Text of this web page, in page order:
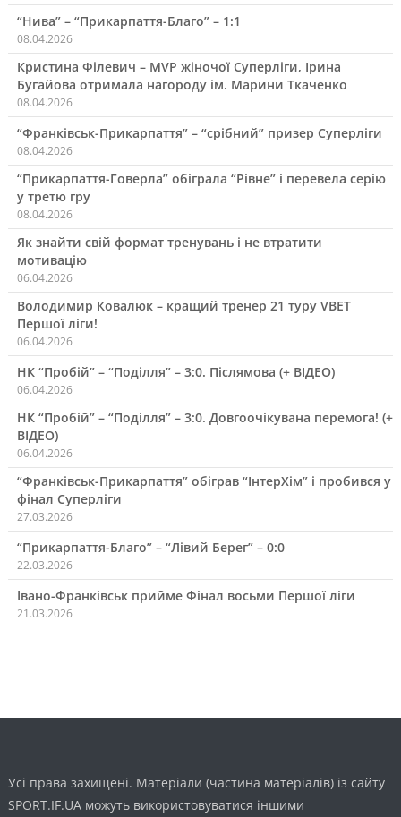
“Нива” – “Прикарпаття-Благо” – 1:1
08.04.2026
Кристина Філевич – MVP жіночої Суперліги, Ірина
Бугайова отримала нагороду ім. Марини Ткаченко
08.04.2026
“Франківськ-Прикарпаття” – “срібний” призер Суперліги
08.04.2026
“Прикарпаття-Говерла” обіграла “Рівне” і перевела серію
у третю гру
08.04.2026
Як знайти свій формат тренувань і не втратити
мотивацію
06.04.2026
Володимир Ковалюк – кращий тренер 21 туру VBET
Першої ліги!
06.04.2026
НК “Пробій” – “Поділля” – 3:0. Післямова (+ ВІДЕО)
06.04.2026
НК “Пробій” – “Поділля” – 3:0. Довгоочікувана перемога! (+
ВІДЕО)
06.04.2026
“Франківськ-Прикарпаття” обіграв “ІнтерХім” і пробився у
фінал Суперліги
27.03.2026
“Прикарпаття-Благо” – “Лівий Берег” – 0:0
22.03.2026
Івано-Франківськ прийме Фінал восьми Першої ліги
21.03.2026
Усі права захищені. Матеріали (частина матеріалів) із сайту
SPORT.IF.UA можуть використовуватися іншими